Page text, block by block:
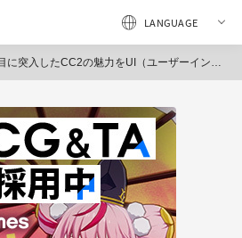
たCC2の魅力をUI（ユーザーインターフェイス）アーティスト野坂氏に聞いた。